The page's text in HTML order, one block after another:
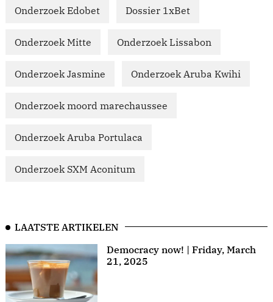
Onderzoek Edobet Dossier 1xBet
Onderzoek Mitte Onderzoek Lissabon
Onderzoek Jasmine Onderzoek Aruba Kwihi
Onderzoek moord marechaussee
Onderzoek Aruba Portulaca
Onderzoek SXM Aconitum
LAATSTE ARTIKELEN
Democracy now! | Friday, March
21, 2025